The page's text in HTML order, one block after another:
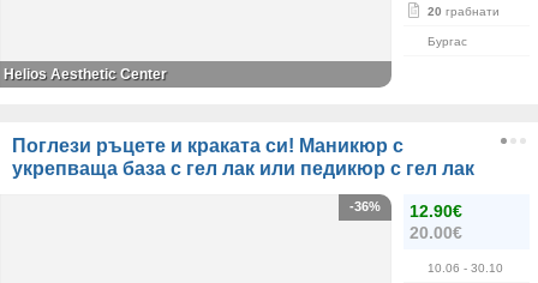
20 грабнати
Бургас
Helios Aesthetic Center
Поглези ръцете и краката си! Маникюр с
укрепваща база с гел лак или педикюр с гел лак
12.90€
20.00€
10.06 - 30.10
-36%